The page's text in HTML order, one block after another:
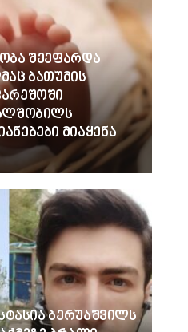
შეეფარდა
ბათუმის
მიაყენა
ბერუაშვილს